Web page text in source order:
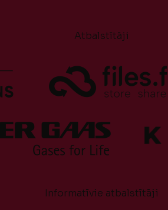
Atbalstītāji
Informatīvie atbalstītāji